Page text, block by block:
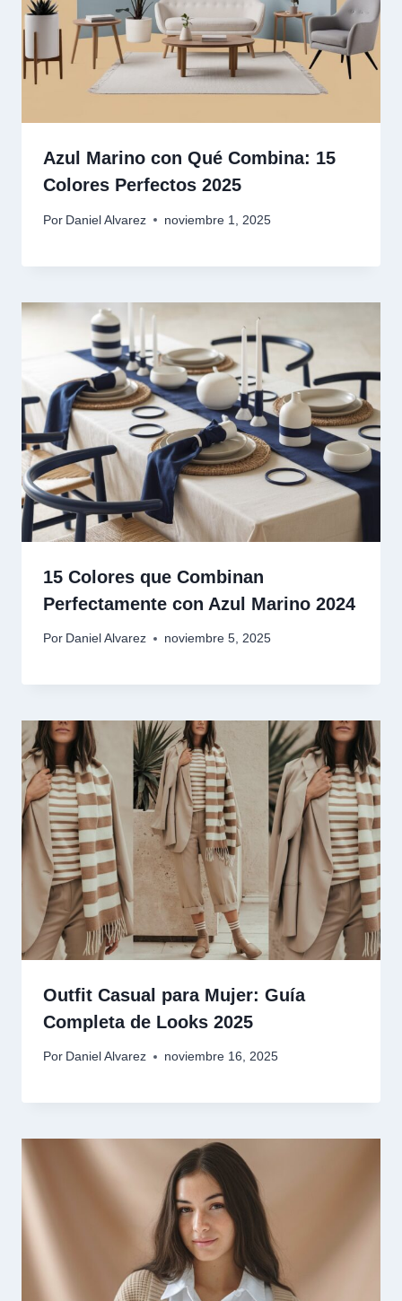
Azul Marino con Qué Combina: 15
Colores Perfectos 2025
Por Daniel Alvarez noviembre 1, 2025
15 Colores que Combinan
Perfectamente con Azul Marino 2024
Por Daniel Alvarez noviembre 5, 2025
Outfit Casual para Mujer: Guía
Completa de Looks 2025
Por Daniel Alvarez noviembre 16, 2025